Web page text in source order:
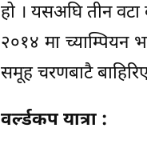
हो । यसअघि तीन वटा
२०१४ मा च्याम्पियन
समूह चरणबाटै
वर्ल्डकप यात्रा :